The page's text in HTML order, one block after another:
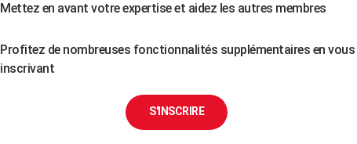
Mettez en avant votre expertise et aidez les autres membres
Profitez de nombreuses fonctionnalités supplémentaires en vous
inscrivant
S'INSCRIRE